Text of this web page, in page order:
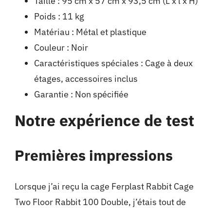
Poids : 11 kg
Matériau : Métal et plastique
Couleur : Noir
Caractéristiques spéciales : Cage à deux
étages, accessoires inclus
Garantie : Non spécifiée
Notre expérience de test
Premières impressions
Lorsque j’ai reçu la cage Ferplast Rabbit Cage
Two Floor Rabbit 100 Double, j’étais tout de